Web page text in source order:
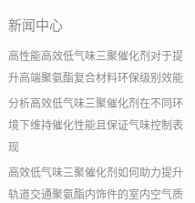
新闻中心
高性能高效低气味三聚催化剂对于提
升高端聚氨酯复合材料环保级别效能
分析高效低气味三聚催化剂在不同环
境下维持催化性能且保证气味控制表
现
高效低气味三聚催化剂如何助力提升
轨道交通聚氨酯内饰件的室内空气质